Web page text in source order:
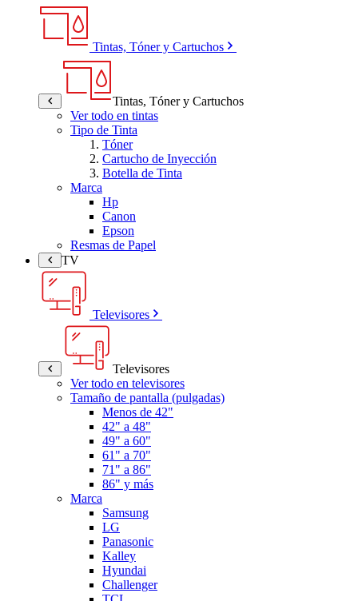
Tintas, Tóner y Cartuchos
Tintas, Tóner y Cartuchos
Ver todo en tintas
Tipo de Tinta
Tóner
Cartucho de Inyección
Botella de Tinta
Marca
Hp
Canon
Epson
Resmas de Papel
TV
Televisores
Televisores
Ver todo en televisores
Tamaño de pantalla (pulgadas)
Menos de 42"
42" a 48"
49" a 60"
61" a 70"
71" a 86"
86" y más
Marca
Samsung
LG
Panasonic
Kalley
Hyundai
Challenger